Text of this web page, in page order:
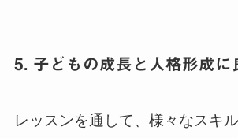
5. 子どもの成長と人格形成に
レッスンを通して、様々なスキ